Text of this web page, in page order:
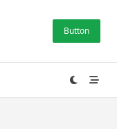
Button